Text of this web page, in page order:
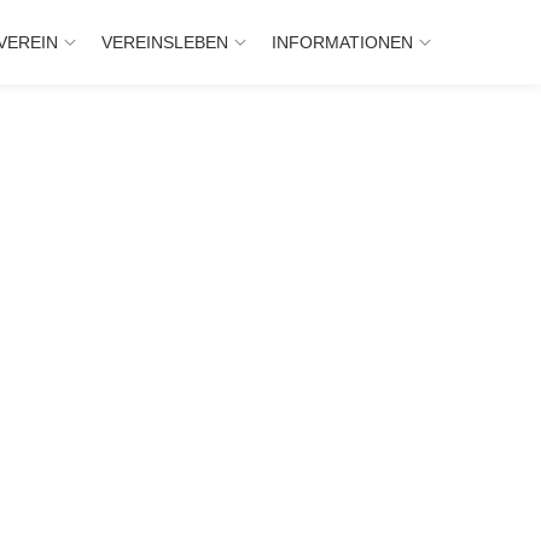
VEREINSLEBEN INFORMATIONEN